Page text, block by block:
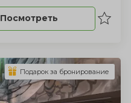
Посмотреть
Подарок за бронирование